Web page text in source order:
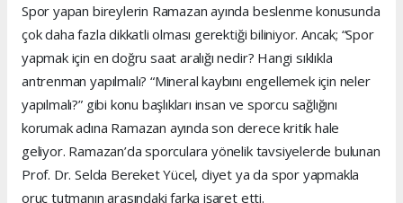
Spor yapan bireylerin Ramazan ayında beslenme konusunda
çok daha fazla dikkatli olması gerektiği biliniyor. Ancak; “Spor
yapmak için en doğru saat aralığı nedir? Hangi sıklıkla
antrenman yapılmalı? “Mineral kaybını engellemek için neler
yapılmalı?” gibi konu başlıkları insan ve sporcu sağlığını
korumak adına Ramazan ayında son derece kritik hale
geliyor. Ramazan’da sporculara yönelik tavsiyelerde bulunan
Prof. Dr. Selda Bereket Yücel, diyet ya da spor yapmakla
oruç tutmanın arasındaki farka işaret etti.